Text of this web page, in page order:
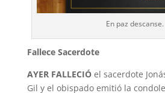
En paz descanse.
Fallece Sacerdote
AYER FALLECIÓel sacerdote
Gil y el obispado emitió la